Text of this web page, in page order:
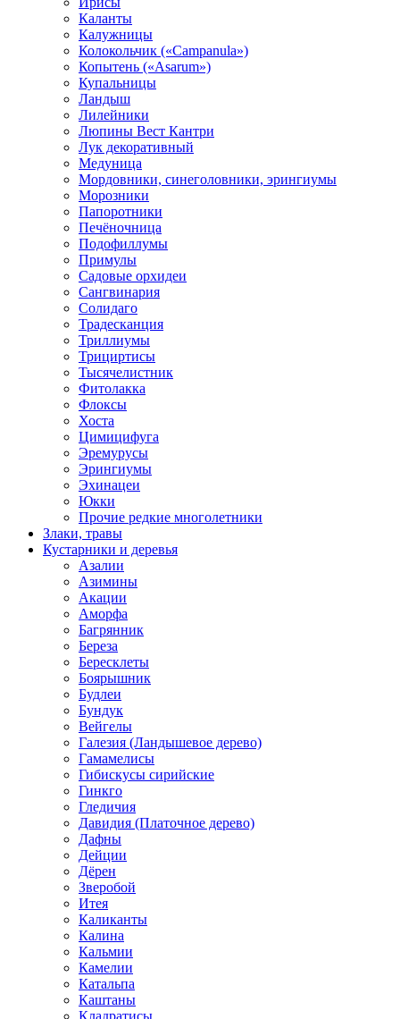
Каланты
Калужницы
Колокольчик («Campanula»)
Копытень («Asarum»)
Купальницы
Ландыш
Лилейники
Люпины Вест Кантри
Лук декоративный
Медуница
Мордовники, синеголовники, эрингиумы
Морозники
Папоротники
Печёночница
Подофиллумы
Примулы
Садовые орхидеи
Сангвинария
Солидаго
Традесканция
Триллиумы
Трициртисы
Тысячелистник
Фитолакка
Флоксы
Хоста
Цимицифуга
Эремурусы
Эрингиумы
Эхинацеи
Юкки
Прочие редкие многолетники
Злаки, травы
Кустарники и деревья
Азалии
Азимины
Акации
Аморфа
Багрянник
Береза
Бересклеты
Боярышник
Будлеи
Бундук
Вейгелы
Галезия (Ландышевое дерево)
Гамамелисы
Гибискусы сирийские
Гинкго
Гледичия
Давидия (Платочное дерево)
Дафны
Дейции
Дёрен
Зверобой
Итея
Каликанты
Калина
Кальмии
Камелии
Катальпа
Каштаны
Кладратисы